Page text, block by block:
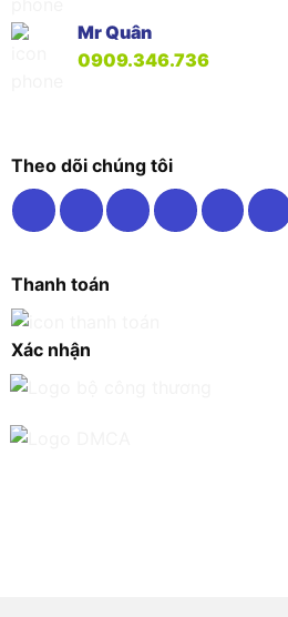
Mr Quân
0909.346.736
Theo dõi chúng tôi
Thanh toán
Xác nhận